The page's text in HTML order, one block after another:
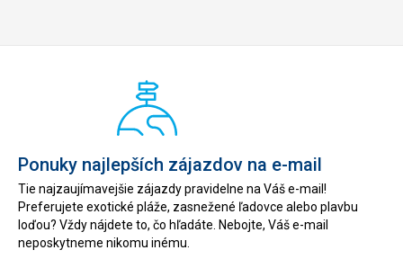
Ponuky najlepších zájazdov na e-mail
Tie najzaujímavejšie zájazdy pravidelne na Váš e-mail!
Preferujete exotické pláže, zasnežené ľadovce alebo plavbu
loďou? Vždy nájdete to, čo hľadáte. Nebojte, Váš e-mail
neposkytneme nikomu inému.